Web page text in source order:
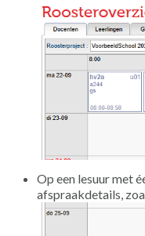
Op een lesuur met
afspraakdetails,